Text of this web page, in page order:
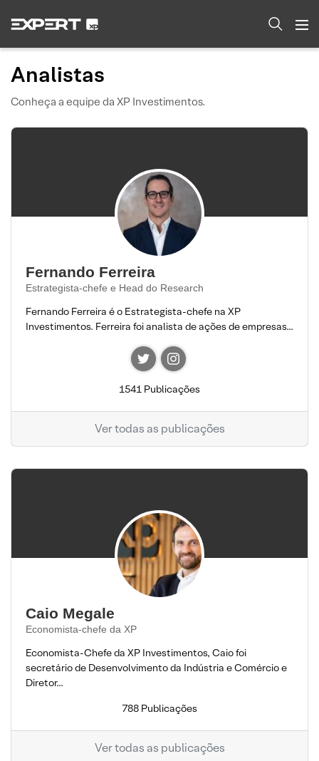
Analistas
Conheça a equipe da XP Investimentos.
Fernando Ferreira
Estrategista-chefe e Head do Research
Fernando Ferreira é o Estrategista-chefe na XP
Investimentos. Ferreira foi analista de ações de empresas...
1541 Publicações
Ver todas as publicações
Caio Megale
Economista-chefe da XP
Economista-Chefe da XP Investimentos, Caio foi
secretário de Desenvolvimento da Indústria e Comércio e
Diretor...
788 Publicações
Ver todas as publicações